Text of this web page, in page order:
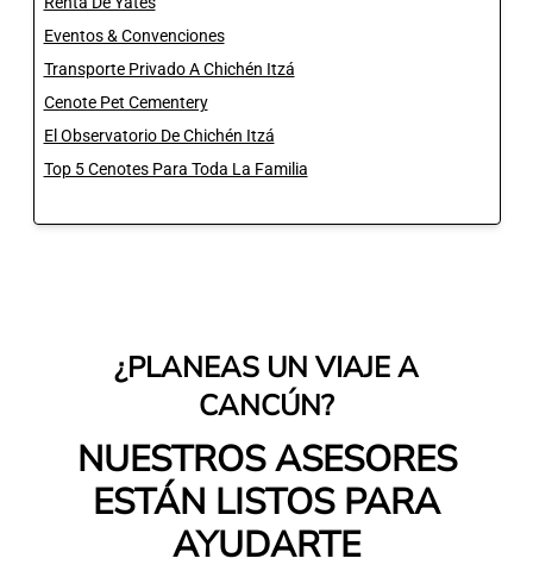
Eventos & Convenciones
Transporte Privado A Chichén Itzá
Cenote Pet Cementery
El Observatorio De Chichén Itzá
Top 5 Cenotes Para Toda La Familia
¿PLANEAS UN VIAJE A
CANCÚN?
NUESTROS ASESORES
ESTÁN LISTOS PARA
AYUDARTE